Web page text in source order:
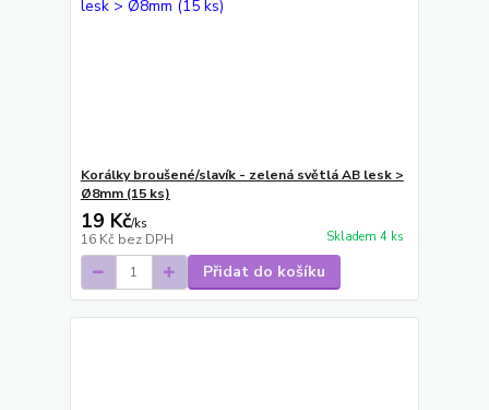
Korálky broušené/slavík - zelená světlá AB lesk >
Ø8mm (15 ks)
19 Kč/ks
16 Kč bez DPH Skladem 4 ks
Přidat do košíku